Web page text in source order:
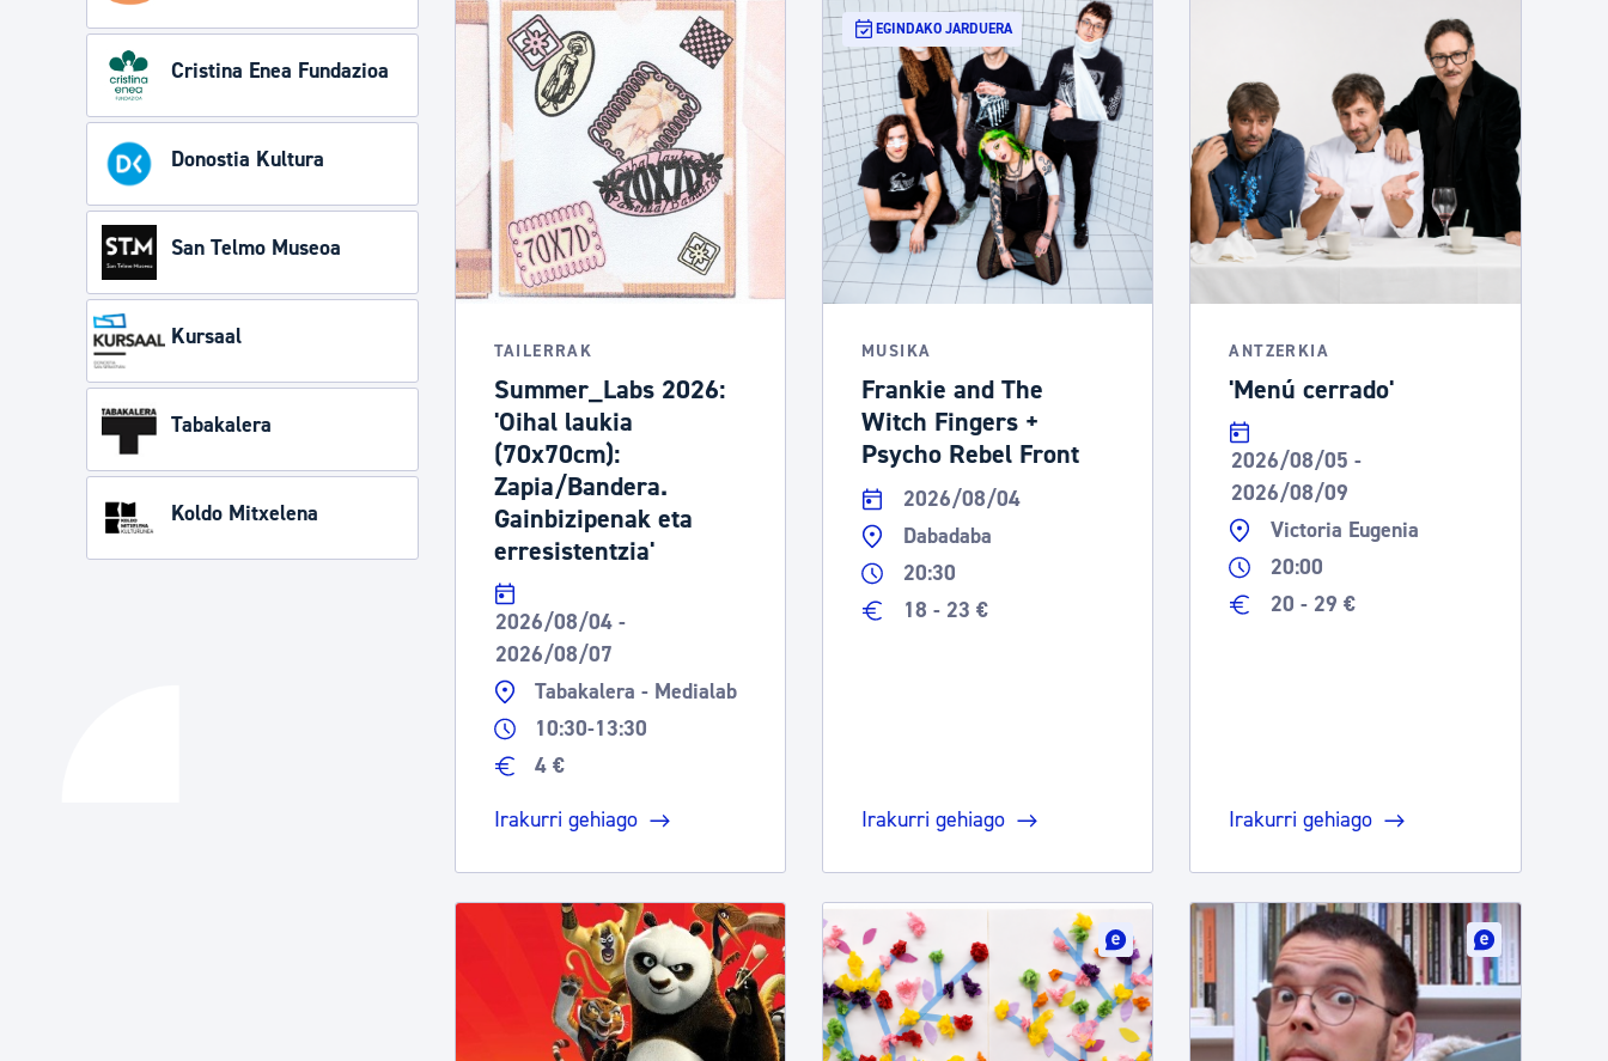
Cristina Enea Fundazioa
Donostia Kultura
San Telmo Museoa
Kursaal
Tabakalera
Koldo Mitxelena
TAILERRAK
Summer_Labs 2026:
'Oihal laukia
(70x70cm):
Zapia/Bandera.
Gainbizipenak eta
erresistentzia'
2026/08/04 -
2026/08/07
Tabakalera - Medialab
10:30-13:30
4 €
Irakurri gehiago
EGINDAKO JARDUERA
MUSIKA
Frankie and The
Witch Fingers +
Psycho Rebel Front
2026/08/04
Dabadaba
20:30
18 - 23 €
Irakurri gehiago
ANTZERKIA
'Menú cerrado'
2026/08/05 -
2026/08/09
Victoria Eugenia
20:00
20 - 29 €
Irakurri gehiago